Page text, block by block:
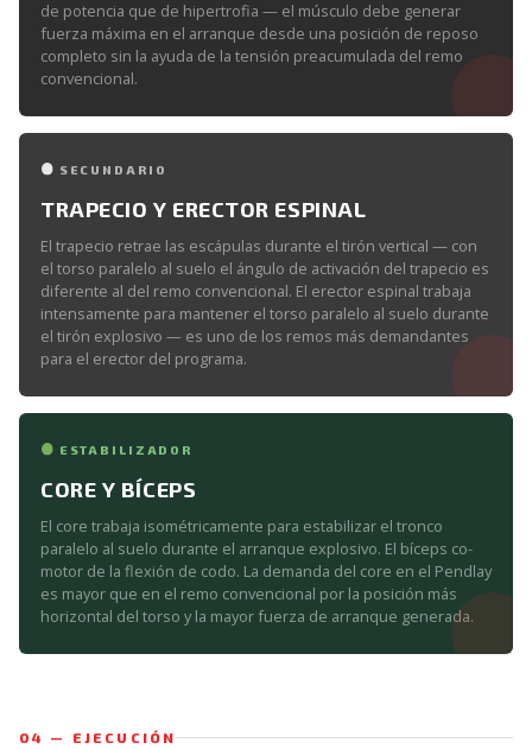
de potencia que de hipertrofia — el músculo debe generar
fuerza máxima en el arranque desde una posición de reposo
completo sin la ayuda de la tensión preacumulada del remo
convencional.
SECUNDARIO
TRAPECIO Y ERECTOR ESPINAL
El trapecio retrae las escápulas durante el tirón vertical — con
el torso paralelo al suelo el ángulo de activación del trapecio es
diferente al del remo convencional. El erector espinal trabaja
intensamente para mantener el torso paralelo al suelo durante
el tirón explosivo — es uno de los remos más demandantes
para el erector del programa.
ESTABILIZADOR
CORE Y BÍCEPS
El core trabaja isométricamente para estabilizar el tronco
paralelo al suelo durante el arranque explosivo. El bíceps co-
motor de la flexión de codo. La demanda del core en el Pendlay
es mayor que en el remo convencional por la posición más
horizontal del torso y la mayor fuerza de arranque generada.
04 — EJECUCIÓN